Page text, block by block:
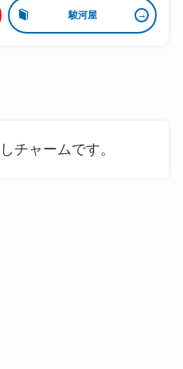
駿河屋
チャームです。